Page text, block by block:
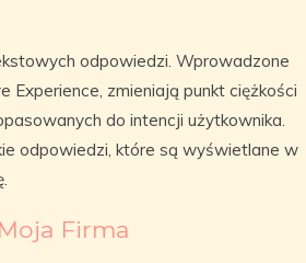
odpowiedzi. Wprowadzone
Experience, zmieniają punkt ciężkości
do intencji użytkownika.
odpowiedzi, które są wyświetlane w
Firma